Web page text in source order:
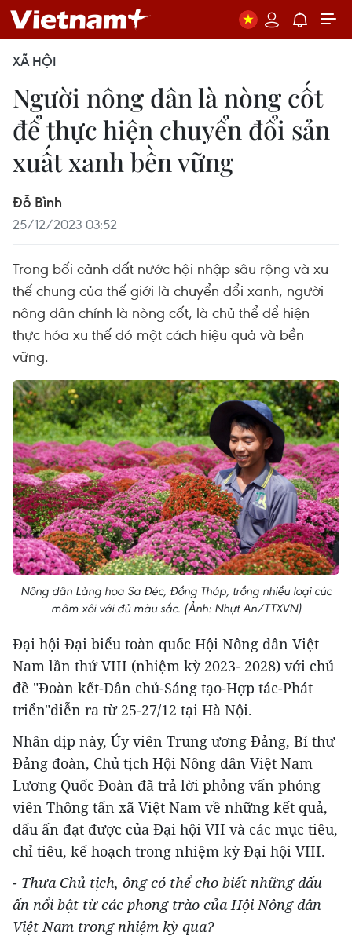
XÃ HỘI
Người nông dân là nòng cốt
để thực hiện chuyển đổi sản
xuất xanh bền vững
Đỗ Bình
25/12/2023 03:52
Trong bối cảnh đất nước hội nhập sâu rộng và xu
thế chung của thế giới là chuyển đổi xanh, người
nông dân chính là nòng cốt, là chủ thể để hiện
thực hóa xu thế đó một cách hiệu quả và bền
vững.
Nông dân Làng hoa Sa Đéc, Đồng Tháp, trồng nhiều loại cúc
mâm xôi với đủ màu sắc. (Ảnh: Nhựt An/TTXVN)
Đại hội Đại biểu toàn quốc Hội Nông dân Việt
Nam lần thứ VIII (nhiệm kỳ 2023- 2028) với chủ
đề "Đoàn kết-Dân chủ-Sáng tạo-Hợp tác-Phát
triển"diễn ra từ 25-27/12 tại Hà Nội.
Nhân dịp này, Ủy viên Trung ương Đảng, Bí thư
Đảng đoàn, Chủ tịch Hội Nông dân Việt Nam
Lương Quốc Đoàn đã trả lời phỏng vấn phóng
viên Thông tấn xã Việt Nam về những kết quả,
dấu ấn đạt được của Đại hội VII và các mục tiêu,
chỉ tiêu, kế hoạch trong nhiệm kỳ Đại hội VIII.
- Thưa Chủ tịch, ông có thể cho biết những dấu
ấn nổi bật từ các phong trào của Hội Nông dân
Việt Nam trong nhiệm kỳ qua?